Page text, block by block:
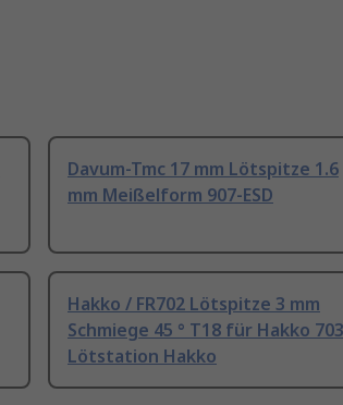
Davum-Tmc 17 mm Lötspitze 1.6
mm Meißelform 907-ESD
Hakko / FR702 Lötspitze 3 mm
Schmiege 45 ° T18 für Hakko 703
Lötstation Hakko